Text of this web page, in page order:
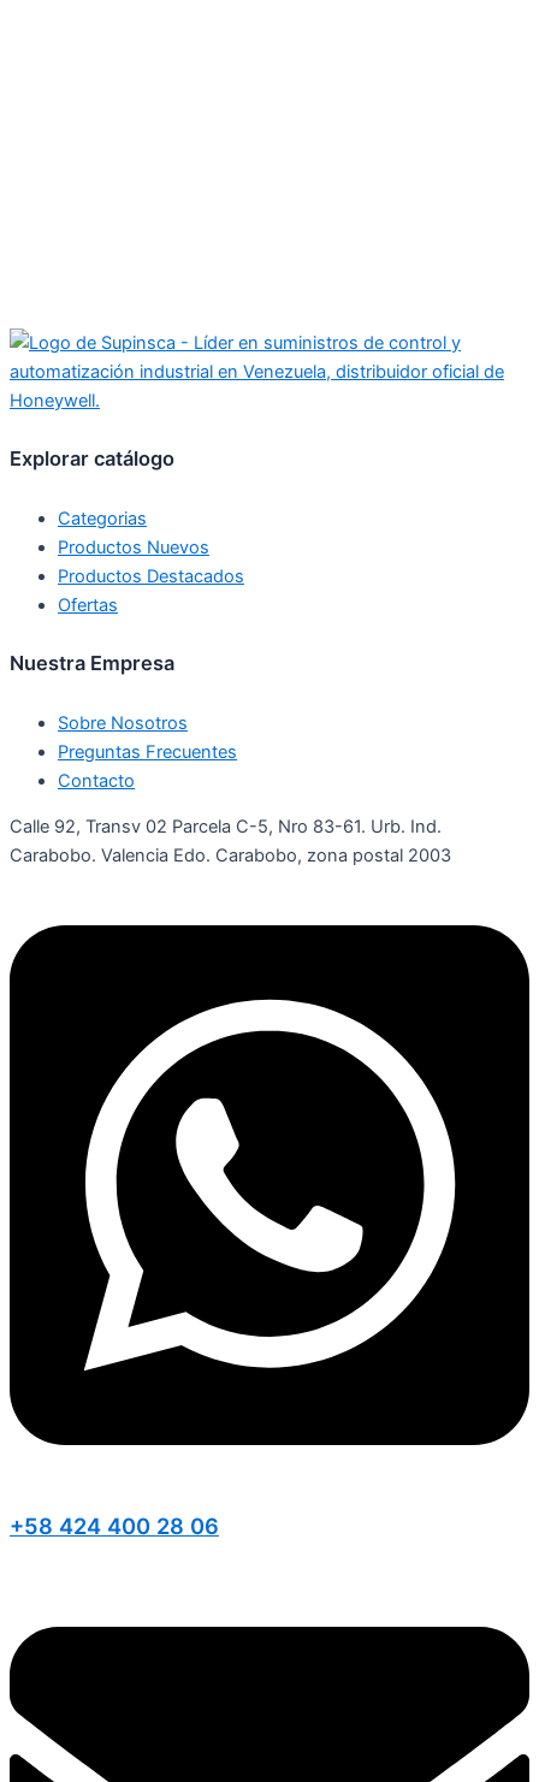
Explorar catálogo
Categorias
Productos Nuevos
Productos Destacados
Ofertas
Nuestra Empresa
Sobre Nosotros
Preguntas Frecuentes
Contacto
Calle 92, Transv 02 Parcela C-5, Nro 83-61. Urb. Ind.
Carabobo. Valencia Edo. Carabobo, zona postal 2003
+58 424 400 28 06